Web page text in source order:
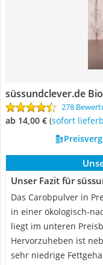
süssundclever.de
278
ab 14,00 € ( Sofort
Unser Fazit für
Das Carobpulver in
in einer ökologisch-
liegt im unteren
Hervorzuheben ist
sehr niedrige